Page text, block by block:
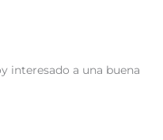
interesado a una buena